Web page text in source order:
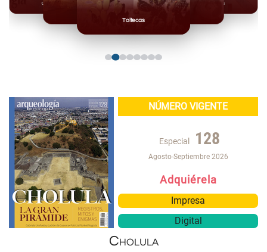
Toltecas
Mexicas
Olmecas
NÚMERO VIGENTE
Especial 128
Agosto-Septiembre 2026
Adquiérela
Impresa
Digital
Cholula